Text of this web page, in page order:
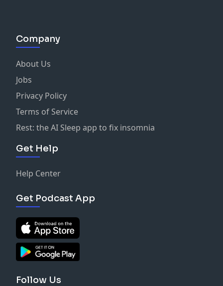
Company
About Us
Jobs
Privacy Policy
Terms of Service
Rest: the AI Sleep app to fix insomnia
Get Help
Help Center
Get Podcast App
Follow Us